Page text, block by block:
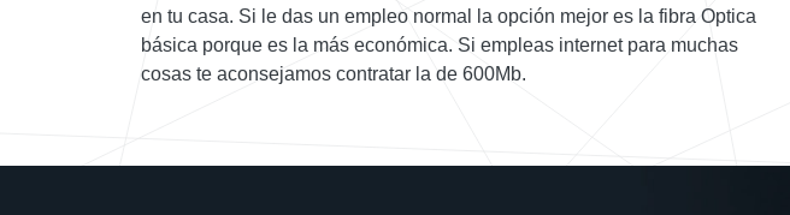
en tu casa. Si le das un empleo normal la opción mejor es la fibra Optica
básica porque es la más económica. Si empleas internet para muchas
cosas te aconsejamos contratar la de 600Mb.